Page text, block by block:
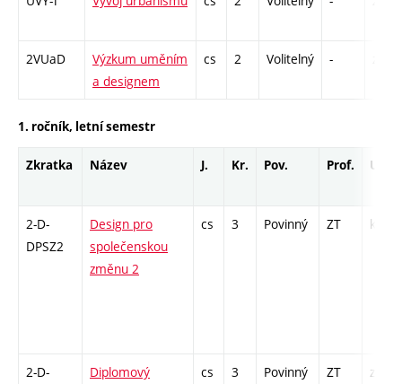
2VUaD
Výzkum uměním
a designem
cs 2 Volitelný -
1. ročník, letní semestr
Zkratka Název J. Kr. Pov. Prof. Uk.
2-D-
DPSZ2
Design pro
společenskou
změnu 2
cs 3 Povinný ZT kl
2-D-
Diplomový
cs 3 Povinný ZT zá